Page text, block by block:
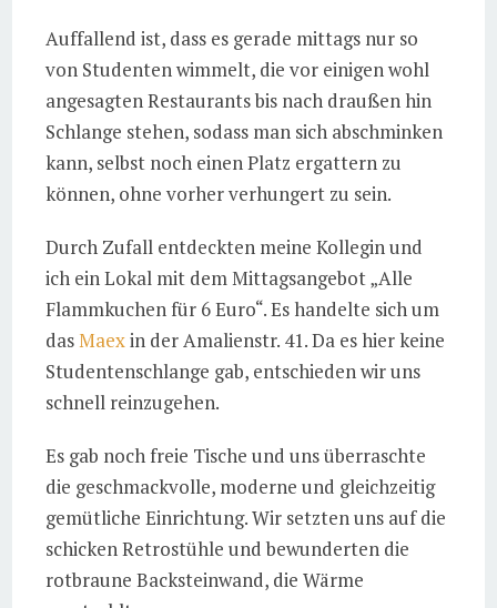
Auffallend ist, dass es gerade mittags nur so
von Studenten wimmelt, die vor einigen wohl
angesagten Restaurants bis nach draußen hin
Schlange stehen, sodass man sich abschminken
kann, selbst noch einen Platz ergattern zu
können, ohne vorher verhungert zu sein.
Durch Zufall entdeckten meine Kollegin und
ich ein Lokal mit dem Mittagsangebot „Alle
Flammkuchen für 6 Euro“. Es handelte sich um
dasMaexin der Amalienstr. 41. Da es hier keine
Studentenschlange gab, entschieden wir uns
schnell reinzugehen.
Es gab noch freie Tische und uns überraschte
die geschmackvolle, moderne und gleichzeitig
gemütliche Einrichtung. Wir setzten uns auf die
schicken Retrostühle und bewunderten die
rotbraune Backsteinwand, die Wärme